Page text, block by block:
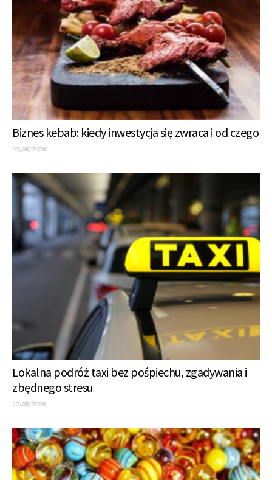
Biznes kebab: kiedy inwestycja się zwraca i od czego
02/06/2026
Lokalna podróż taxi bez pośpiechu, zgadywania i
zbędnego stresu
22/05/2026